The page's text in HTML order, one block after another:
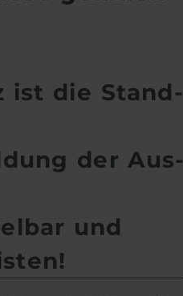
ist die Stand­
der Aus­
und